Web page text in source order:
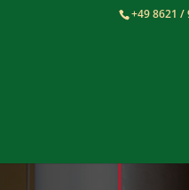
+49 8621 /